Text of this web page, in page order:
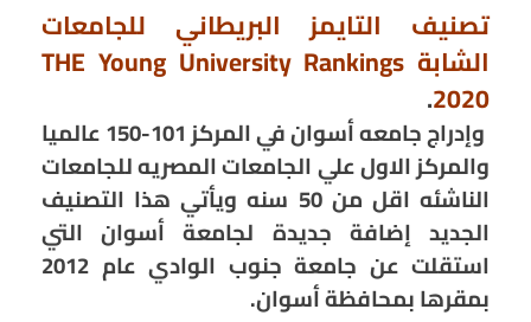
تصنيف التايمز البريطاني للجامعات
الشابة THE Young University Rankings
2020
.
وإدراج جامعه أسوان في المركز 101-150 عالميا
والمركز الاول علي الجامعات المصريه للجامعات
الناشئه اقل من 50 سنه ويأتي هذا التصنيف
الجديد إضافة جديدة لجامعة أسوان التي
استقلت عن جامعة جنوب الوادي عام 2012
بمقرها بمحافظة أسوان.